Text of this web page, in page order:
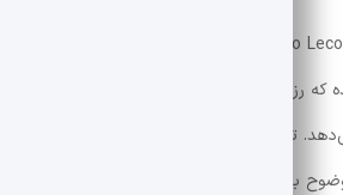
بالا و جزئیات دقیق نمایش داده